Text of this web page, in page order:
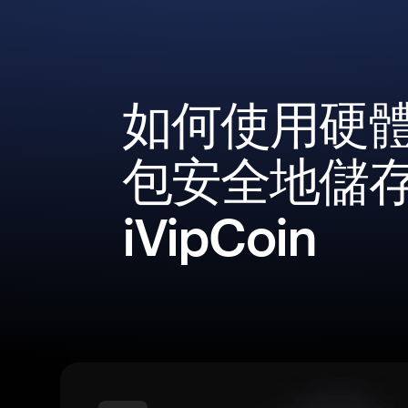
如何使用硬
包安全地儲
iVipCoin